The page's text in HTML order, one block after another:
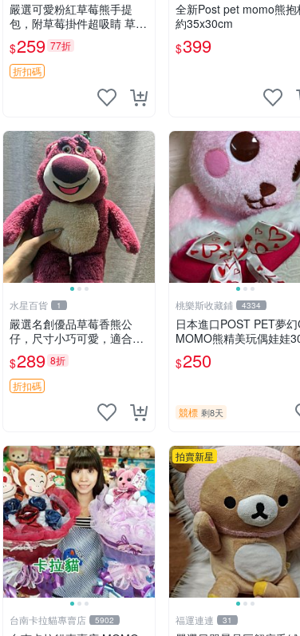
嚴選可愛粉紅草莓熊手提
包，附草莓掛件超吸睛 草莓
熊手提包 草莓掛件 可愛port
unese
$259 77折
折扣碼
全新Post pet momo熊抱
約35x30cm
$399
水星百貨 1
嚴選名創優品草莓香熊公
仔，尺寸小巧可愛，適合收
藏賞玩 30cm 玩具 公仔 草
莓熊
$289 8折
折扣碼
桃樂斯收藏鋪 4334
日本進口POST PET夢
MOMO熊精美玩偶娃娃
m
$250
競標 剩8天
台南卡拉貓專賣店 5902
拍賣新星
福運連連 31